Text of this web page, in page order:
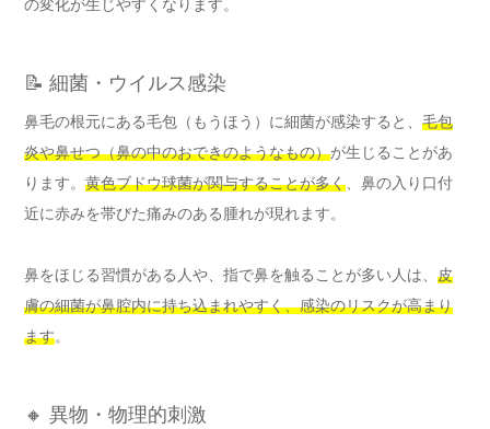
の変化が生じやすくなります。
📝 細菌・ウイルス感染
鼻毛の根元にある毛包（もうほう）に細菌が感染すると、 毛包
炎や鼻せつ（鼻の中のおできのようなもの）が生じることがあ
ります。 黄色ブドウ球菌が関与することが多く 、鼻の入り口付
近に赤みを帯びた痛みのある腫れが現れます。
鼻をほじる習慣がある人や、指で鼻を触ることが多い人は、 皮
膚の細菌が鼻腔内に持ち込まれやすく、感染のリスクが高まり
ます。
🔸 異物・物理的刺激